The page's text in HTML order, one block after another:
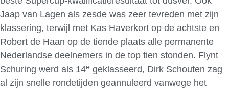
Jaap van Lagen als zesde was zeer tevreden met zijn
klassering, terwijl met Kas Haverkort op de achtste en
Robert de Haan op de tiende plaats alle permanente
Nederlandse deelnemers in de top tien stonden. Flynt
Schuring werd als 14e geklasseerd, Dirk Schouten zag
al zijn snelle rondetijden geannuleerd vanwege het